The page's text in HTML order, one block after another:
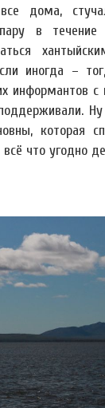
дома,
в течение
иногда –
информантов
которая
что угодно